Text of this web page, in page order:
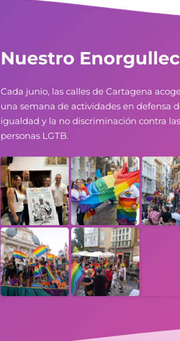
Nuestro
Cada junio, las calles de Cartagena
una semana de actividades en defensa
igualdad y la no discriminación contra las
personas LGTB.